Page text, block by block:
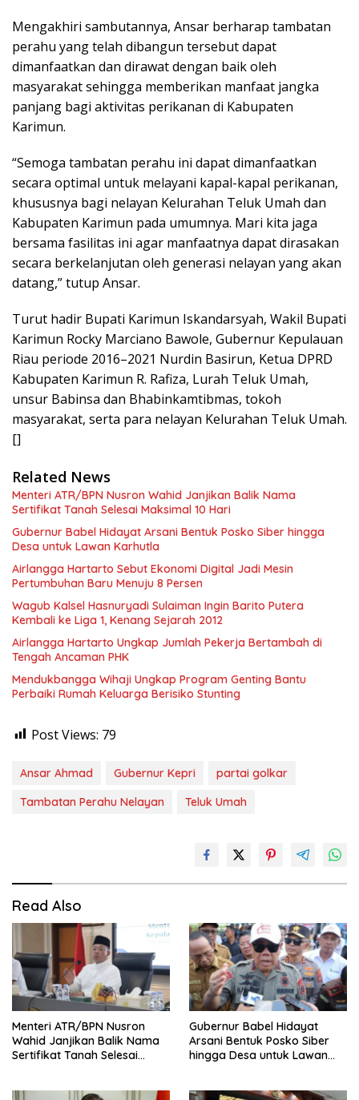
Mengakhiri sambutannya, Ansar berharap tambatan
perahu yang telah dibangun tersebut dapat
dimanfaatkan dan dirawat dengan baik oleh
masyarakat sehingga memberikan manfaat jangka
panjang bagi aktivitas perikanan di Kabupaten
Karimun.
“Semoga tambatan perahu ini dapat dimanfaatkan
secara optimal untuk melayani kapal-kapal perikanan,
khususnya bagi nelayan Kelurahan Teluk Umah dan
Kabupaten Karimun pada umumnya. Mari kita jaga
bersama fasilitas ini agar manfaatnya dapat dirasakan
secara berkelanjutan oleh generasi nelayan yang akan
datang,” tutup Ansar.
Turut hadir Bupati Karimun Iskandarsyah, Wakil Bupati
Karimun Rocky Marciano Bawole, Gubernur Kepulauan
Riau periode 2016–2021 Nurdin Basirun, Ketua DPRD
Kabupaten Karimun R. Rafiza, Lurah Teluk Umah,
unsur Babinsa dan Bhabinkamtibmas, tokoh
masyarakat, serta para nelayan Kelurahan Teluk Umah.
[]
Related News
Menteri ATR/BPN Nusron Wahid Janjikan Balik Nama
Sertifikat Tanah Selesai Maksimal 10 Hari
Gubernur Babel Hidayat Arsani Bentuk Posko Siber hingga
Desa untuk Lawan Karhutla
Airlangga Hartarto Sebut Ekonomi Digital Jadi Mesin
Pertumbuhan Baru Menuju 8 Persen
Wagub Kalsel Hasnuryadi Sulaiman Ingin Barito Putera
Kembali ke Liga 1, Kenang Sejarah 2012
Airlangga Hartarto Ungkap Jumlah Pekerja Bertambah di
Tengah Ancaman PHK
Mendukbangga Wihaji Ungkap Program Genting Bantu
Perbaiki Rumah Keluarga Berisiko Stunting
Post Views: 79
Ansar Ahmad Gubernur Kepri
partai golkar
Tambatan Perahu Nelayan
Teluk Umah
Read Also
Menteri ATR/BPN Nusron
Wahid Janjikan Balik Nama
Sertifikat Tanah Selesai
Gubernur Babel Hidayat
Arsani Bentuk Posko Siber
hingga Desa untuk Lawan